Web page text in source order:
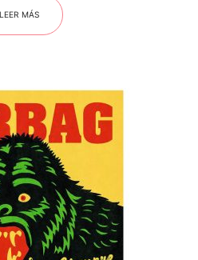
LEER MÁS